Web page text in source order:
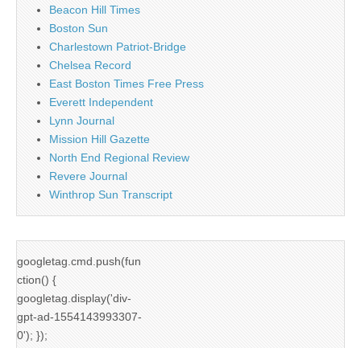
Beacon Hill Times
Boston Sun
Charlestown Patriot-Bridge
Chelsea Record
East Boston Times Free Press
Everett Independent
Lynn Journal
Mission Hill Gazette
North End Regional Review
Revere Journal
Winthrop Sun Transcript
googletag.cmd.push(fun
ction() {
googletag.display('div-
gpt-ad-1554143993307-
0'); });